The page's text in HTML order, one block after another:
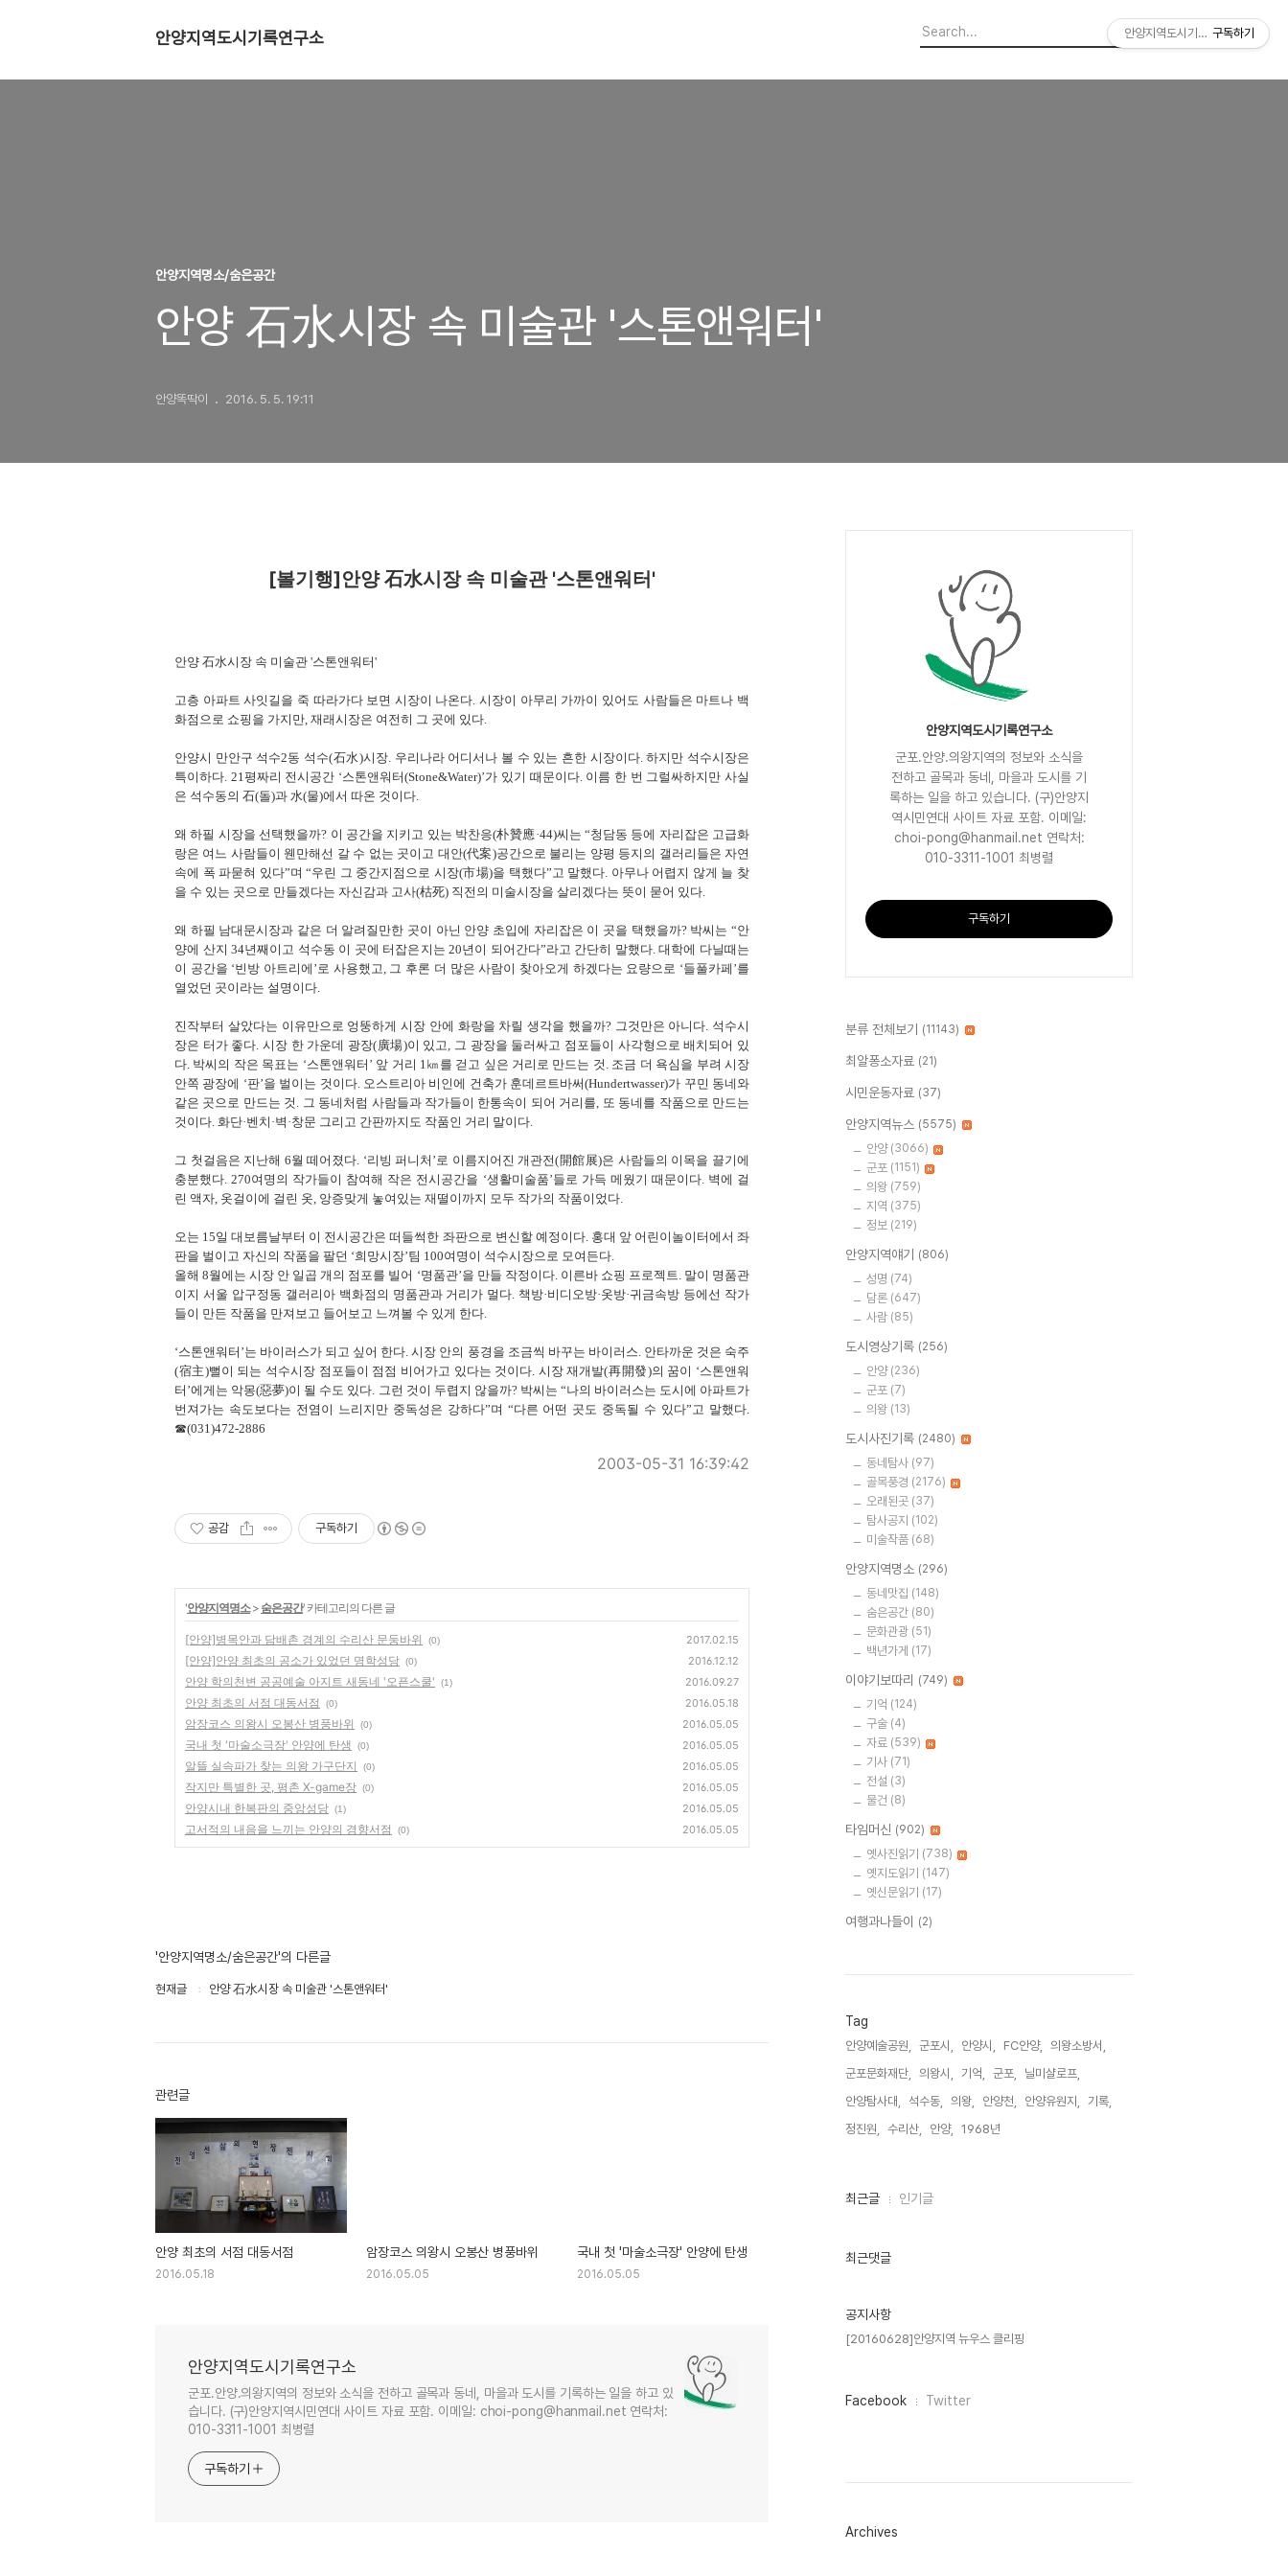
안양지역도시기록연구소
안양지역명소/숨은공간
안양 石水시장 속 미술관 '스톤앤워터'
안양똑딱이 2016. 5. 5. 19:11
[볼기행]안양 石水시장 속 미술관 '스톤앤워터'
안양 石水시장 속 미술관 '스톤앤워터'
고층 아파트 사잇길을 죽 따라가다 보면 시장이 나온다. 시장이 아무리 가까이 있어도 사람들은 마트나 백
화점으로 쇼핑을 가지만, 재래시장은 여전히 그 곳에 있다.
안양시 만안구 석수2동 석수(石水)시장. 우리나라 어디서나 볼 수 있는 흔한 시장이다. 하지만 석수시장은
특이하다. 21평짜리 전시공간 ‘스톤앤워터(Stone&Water)’가 있기 때문이다. 이름 한 번 그럴싸하지만 사실
은 석수동의 石(돌)과 水(물)에서 따온 것이다.
왜 하필 시장을 선택했을까? 이 공간을 지키고 있는 박찬응(朴贊應·44)씨는 “청담동 등에 자리잡은 고급화
랑은 여느 사람들이 웬만해선 갈 수 없는 곳이고 대안(代案)공간으로 불리는 양평 등지의 갤러리들은 자연
속에 폭 파묻혀 있다”며 “우린 그 중간지점으로 시장(市場)을 택했다”고 말했다. 아무나 어렵지 않게 늘 찾
을 수 있는 곳으로 만들겠다는 자신감과 고사(枯死) 직전의 미술시장을 살리겠다는 뜻이 묻어 있다.
왜 하필 남대문시장과 같은 더 알려질만한 곳이 아닌 안양 초입에 자리잡은 이 곳을 택했을까? 박씨는 “안
양에 산지 34년째이고 석수동 이 곳에 터잡은지는 20년이 되어간다”라고 간단히 말했다. 대학에 다닐때는
이 공간을 ‘빈방 아트리에’로 사용했고, 그 후론 더 많은 사람이 찾아오게 하겠다는 요량으로 ‘들풀카페’를
열었던 곳이라는 설명이다.
진작부터 살았다는 이유만으로 엉뚱하게 시장 안에 화랑을 차릴 생각을 했을까? 그것만은 아니다. 석수시
장은 터가 좋다. 시장 한 가운데 광장(廣場)이 있고, 그 광장을 둘러싸고 점포들이 사각형으로 배치되어 있
다. 박씨의 작은 목표는 ‘스톤앤워터’ 앞 거리 1㎞를 걷고 싶은 거리로 만드는 것. 조금 더 욕심을 부려 시장
안쪽 광장에 ‘판’을 벌이는 것이다. 오스트리아 비인에 건축가 훈데르트바써(Hundertwasser)가 꾸민 동네와
같은 곳으로 만드는 것. 그 동네처럼 사람들과 작가들이 한통속이 되어 거리를, 또 동네를 작품으로 만드는
것이다. 화단·벤치·벽·창문 그리고 간판까지도 작품인 거리 말이다.
그 첫걸음은 지난해 6월 떼어졌다. ‘리빙 퍼니처’로 이름지어진 개관전(開館展)은 사람들의 이목을 끌기에
충분했다. 270여명의 작가들이 참여해 작은 전시공간을 ‘생활미술품’들로 가득 메웠기 때문이다. 벽에 걸
린 액자, 옷걸이에 걸린 옷, 앙증맞게 놓여있는 재떨이까지 모두 작가의 작품이었다.
오는 15일 대보름날부터 이 전시공간은 떠들썩한 좌판으로 변신할 예정이다. 홍대 앞 어린이놀이터에서 좌
판을 벌이고 자신의 작품을 팔던 ‘희망시장’팀 100여명이 석수시장으로 모여든다.
올해 8월에는 시장 안 일곱 개의 점포를 빌어 ‘명품관’을 만들 작정이다. 이른바 쇼핑 프로젝트. 말이 명품관
이지 서울 압구정동 갤러리아 백화점의 명품관과 거리가 멀다. 책방·비디오방·옷방·귀금속방 등에선 작가
들이 만든 작품을 만져보고 들어보고 느껴볼 수 있게 한다.
‘스톤앤워터’는 바이러스가 되고 싶어 한다. 시장 안의 풍경을 조금씩 바꾸는 바이러스. 안타까운 것은 숙주
(宿主)뻘이 되는 석수시장 점포들이 점점 비어가고 있다는 것이다. 시장 재개발(再開發)의 꿈이 ‘스톤앤워
터’에게는 악몽(惡夢)이 될 수도 있다. 그런 것이 두렵지 않을까? 박씨는 “나의 바이러스는 도시에 아파트가
번져가는 속도보다는 전염이 느리지만 중독성은 강하다”며 “다른 어떤 곳도 중독될 수 있다”고 말했다.
☎(031)472-2886
2003-05-31 16:39:42
공감 구독하기
'안양지역명소> 숨은공간' 카테고리의 다른 글
[안양]병목안과 담배촌 경계의 수리산 문둥바위 (0) 2017.02.15
[안양]안양 최초의 공소가 있었던 명학성당 (0) 2016.12.12
안양 학의천변 공공예술 아지트 새동네 '오픈스쿨' (1) 2016.09.27
안양 최초의 서점 대동서점 (0) 2016.05.18
암장코스 의왕시 오봉산 병풍바위 (0) 2016.05.05
국내 첫 '마술소극장' 안양에 탄생 (0) 2016.05.05
알뜰 실속파가 찾는 의왕 가구단지 (0) 2016.05.05
작지만 특별한 곳, 평촌 X-game장 (0) 2016.05.05
안양시내 한복판의 중앙성당 (1) 2016.05.05
고서적의 내음을 느끼는 안양의 경향서점 (0) 2016.05.05
'안양지역명소/숨은공간'의 다른글
현재글 안양 石水시장 속 미술관 '스톤앤워터'
관련글
안양 최초의 서점 대동서점
2016.05.18
암장코스 의왕시 오봉산 병풍바위
2016.05.05
국내 첫 '마술소극장' 안양에 탄생
2016.05.05
안양지역도시기록연구소
군포.안양.의왕지역의 정보와 소식을 전하고 골목과 동네, 마을과 도시를 기록하는 일을 하고 있
습니다. (구)안양지역시민연대 사이트 자료 포함. 이메일: choi-pong@hanmail.net 연락처:
010-3311-1001 최병렬
구독하기
안양지역도시기록연구소
군포.안양.의왕지역의 정보와 소식을
전하고 골목과 동네, 마을과 도시를 기
록하는 일을 하고 있습니다. (구)안양지
역시민연대 사이트 자료 포함. 이메일:
choi-pong@hanmail.net 연락처:
010-3311-1001 최병렬
구독하기
분류 전체보기 (11143)
최알퐁소자료 (21)
시민운동자료 (37)
안양지역뉴스 (5575)
안양 (3066)
군포 (1151)
의왕 (759)
지역 (375)
정보 (219)
안양지역얘기 (806)
성명 (74)
담론 (647)
사람 (85)
도시영상기록 (256)
안양 (236)
군포 (7)
의왕 (13)
도시사진기록 (2480)
동네탐사 (97)
골목풍경 (2176)
오래된곳 (37)
탐사공지 (102)
미술작품 (68)
안양지역명소 (296)
동네맛집 (148)
숨은공간 (80)
문화관광 (51)
백년가게 (17)
이야기보따리 (749)
기억 (124)
구술 (4)
자료 (539)
기사 (71)
전설 (3)
물건 (8)
타임머신 (902)
옛사진읽기 (738)
옛지도읽기 (147)
옛신문읽기 (17)
여행과나들이 (2)
Tag
안양예술공원, 군포시, 안양시, FC안양,
의왕소방서,
군포문화재단,
의왕시, 기억, 군포,
닐미샬로프,
안양탐사대,
석수동, 의왕, 안양천, 안양유원지,
기록,
정진원,
수리산, 안양, 1968년,
최
인
최근글 인기글
최근댓글
공지사항
[20160628]안양지역 뉴우스 클리핑
페
그
Facebook Twitter
Archives
안양지역도시기록연구소
구독하기